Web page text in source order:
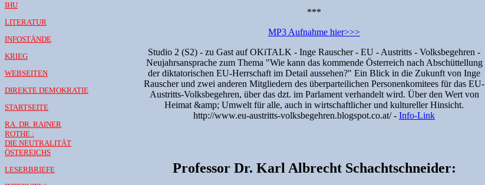
IHU
LITERATUR
INFOSTÄNDE
KRIEG
WEBSEITEN
DIREKTE DEMOKRATIE
STARTSEITE
RA. DR. RAINER
ROTHE :
DIE NEUTRALITÄT
ÖSTEREICHS
LESERBRIEFE
***
MP3 Aufnahme hier>>>
Studio 2 (S2) - zu Gast auf OKiTALK - Inge Rauscher - EU - Austritts - Volksbegehren -
Neujahrsansprache zum Thema "Wie kann das kommende Österreich nach Abschüttellung
der diktatorischen EU-Herrschaft im Detail aussehen?" Ein Blick in die Zukunft von Inge
Rauscher und zwei anderen Mitgliedern des überparteilichen Personenkomitees für das EU-
Austritts-Volksbegehren, über das dzt. im Parlament verhandelt wird. Über den Wert von
Heimat &amp; Umwelt für alle, auch in wirtschaftlicher und kultureller Hinsicht.
http://www.eu-austritts-volksbegehren.blogspot.co.at/ - Info-Link
Professor Dr. Karl Albrecht Schachtschneider: